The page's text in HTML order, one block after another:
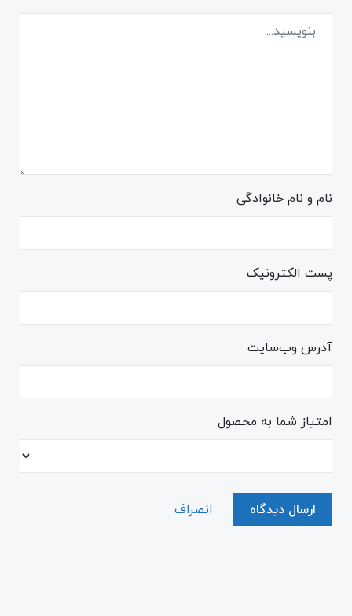
نام و نام خانوادگی
پست الکترونیک
آدرس وب‌سایت
امتیاز شما به محصول
ارسال دیدگاه انصراف